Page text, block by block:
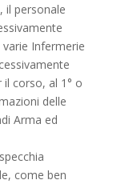
il personale
Infermerie
il corso, al 1° o
delle
Arma ed
come ben